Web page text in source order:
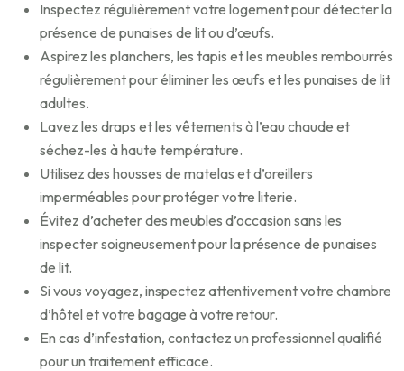
Inspectez régulièrement votre logement pour détecter la
présence de punaises de lit ou d’œufs.
Aspirez les planchers, les tapis et les meubles rembourrés
régulièrement pour éliminer les œufs et les punaises de lit
adultes.
Lavez les draps et les vêtements à l’eau chaude et
séchez-les à haute température.
Utilisez des housses de matelas et d’oreillers
imperméables pour protéger votre literie.
Évitez d’acheter des meubles d’occasion sans les
inspecter soigneusement pour la présence de punaises
de lit.
Si vous voyagez, inspectez attentivement votre chambre
d’hôtel et votre bagage à votre retour.
En cas d’infestation, contactez un professionnel qualifié
pour un traitement efficace.